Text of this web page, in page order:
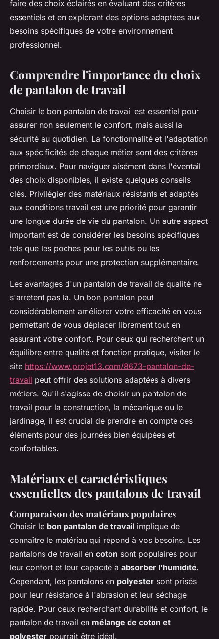
faire des choix éclairés en évaluant des critères
essentiels et en explorant des options adaptées aux
besoins spécifiques de votre environnement
professionnel.
Comprendre l'importance du choix
de pantalon de travail
Choisir le bon pantalon de travail est essentiel pour
assurer non seulement le confort, mais aussi la
sécurité au quotidien. La fonctionnalité et l'adaptation
aux spécificités de chaque métier sont des critères
primordiaux. Pour naviguer aisément dans l'éventail
des choix disponibles, il existe quelques conseils
clés. Privilégier des matériaux résistants et adaptés
aux conditions travail est une priorité pour garantir
une longue durée de vie du pantalon. Un autre aspect
important est de considérer les besoins spécifiques
tels que les poches pour les outils ou les
renforcements pour une protection supplémentaire.
Les avantages d'un pantalon de travail de qualité ne
s'arrêtent pas là. Un bon pantalon peut
considérablement améliorer votre efficacité en vous
permettant de vous déplacer librement tout en
assurant votre confort. Pour ceux qui recherchent un
équilibre entre qualité et fonction pratique, visiter le
site https://www.projet13.com/8673-pantalon-de-
travail peut offrir des solutions adaptées à divers
métiers. Qu'il s'agisse de choisir un pantalon de
travail pour la construction, la mécanique ou le
jardinage, il est crucial de prendre en compte ces
éléments pour des journées bien équipées et
confortables.
Matériaux et caractéristiques
essentielles des pantalons de travail
Comparaison des matériaux populaires
Choisir le bon pantalon de travail implique de
connaître le matériau qui répond à vos besoins. Les
pantalons de travail en coton sont populaires pour
leur confort et leur capacité à absorber l'humidité.
Cependant, les pantalons en polyester sont prisés
pour leur résistance à l'abrasion et leur séchage
rapide. Pour ceux recherchant durabilité et confort, le
pantalon de travail en mélange de coton et
polyester pourrait être idéal.